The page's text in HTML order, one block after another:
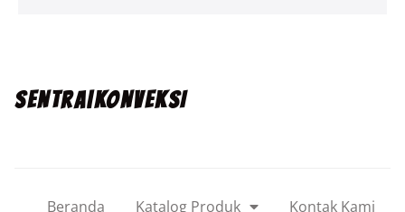
SENTRA|KONVEKSI
Beranda Katalog Produk Kontak Kami